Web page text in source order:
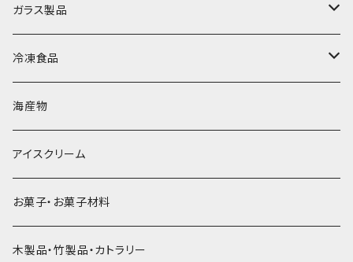
直径70mm
直径65mm
角氷
砕氷
氷河の氷
氷アイテム
無果汁1.8Lパック
無果汁1Lパック
かき氷機・かき氷器
かき氷カップ
発泡スチロール無地-使い捨て
発泡スチロールプリント柄
かき氷スプーン・スプーンストロー
プラスチック・スプーン
プラスチック・スプーンストロー
コンデンスミルク・練乳・あんこ
かき氷セット
その他かき氷用品
ドライアイス3ｋｇ
ドライアイス4ｋｇ
ドライアイス5ｋｇ
ドライアイス8ｋｇ
ドライアイス10ｋｇ
ドライアイス15ｋｇ
ガラス製品
オンザロック・グラス
ビール・グラス
タンブラー
かき氷器
冷凍食品
肉まん・あんまん
パスタ・スパゲッティ
惣菜
海産物
アイスクリーム
お菓子・お菓子材料
木製品・竹製品・カトラリー